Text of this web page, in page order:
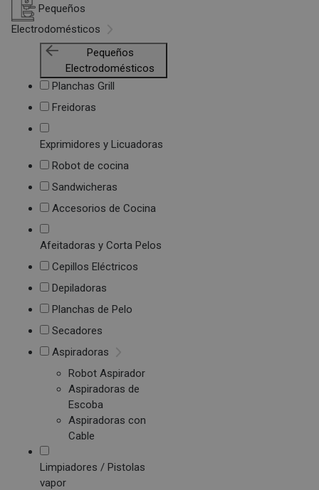
Pequeños
Electrodomésticos
Pequeños
Electrodomésticos
Planchas Grill
Freidoras
Exprimidores y Licuadoras
Robot de cocina
Sandwicheras
Accesorios de Cocina
Afeitadoras y Corta Pelos
Cepillos Eléctricos
Depiladoras
Planchas de Pelo
Secadores
Aspiradoras
Robot Aspirador
Aspiradoras de
Escoba
Aspiradoras con
Cable
Limpiadores / Pistolas
vapor